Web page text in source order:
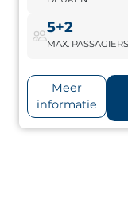
5+2
MAX. PASSAGIERS
Meer
informatie